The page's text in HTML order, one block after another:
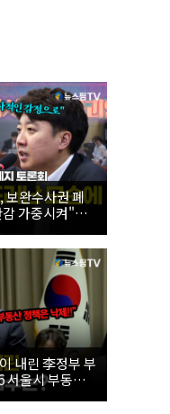
완수사권 폐
가중시켜"｜
폐지 토론회
내린 李정부 부
서울시 부동산